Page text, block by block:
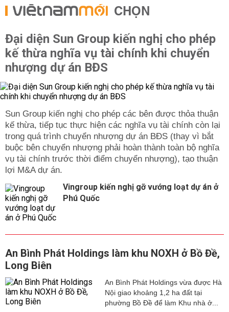
CHỌN
Đại diện Sun Group kiến nghị cho phép
kế thừa nghĩa vụ tài chính khi chuyển
nhượng dự án BĐS
Sun Group kiến nghị cho phép các bên được thỏa thuận
kế thừa, tiếp tục thực hiện các nghĩa vụ tài chính còn lại
trong quá trình chuyển nhượng dự án BĐS (thay vì bắt
buộc bên chuyển nhượng phải hoàn thành toàn bộ nghĩa
vụ tài chính trước thời điểm chuyển nhượng), tạo thuận
lợi M&A dự án.
Vingroup kiến nghị gỡ vướng loạt dự án ở
Phú Quốc
An Bình Phát Holdings làm khu NOXH ở Bồ Đề,
Long Biên
An Bình Phát Holdings vừa được Hà
Nội giao khoảng 1,2 ha đất tại
phường Bồ Đề để làm Khu nhà ở...